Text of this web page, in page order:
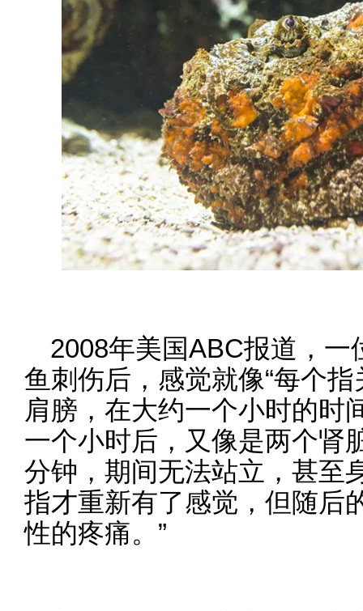
2008年美国ABC报道，
鱼刺伤后，感觉就像“每个
肩膀，在大约一个小时的时
一个小时后，又像是两个肾
分钟，期间无法站立，甚至
指才重新有了感觉，但随后
性的疼痛。”